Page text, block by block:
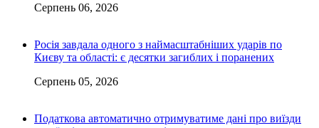
Серпень 06, 2026
Росія завдала одного з наймасштабніших ударів по
Києву та області: є десятки загиблих і поранених
Серпень 05, 2026
Податкова автоматично отримуватиме дані про виїзди